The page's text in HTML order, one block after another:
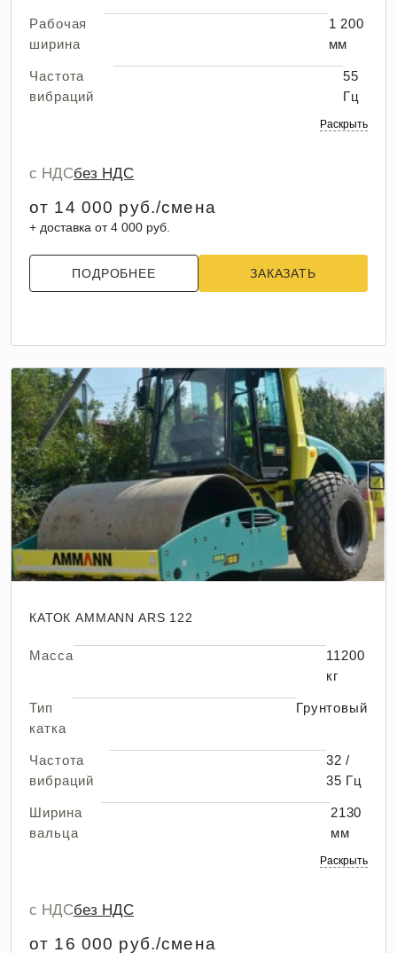
Рабочая
ширина
1 200
мм
Частота
вибраций
55
Гц
Раскрыть
с НДСбез НДС
от 14 000 руб./смена
+ доставка от 4 000 руб.
ПОДРОБНЕЕ ЗАКАЗАТЬ
КАТОК AMMANN ARS 122
Масса
11200
кг
Тип
катка
Грунтовый
Частота
вибраций
32 /
35 Гц
Ширина
вальца
2130
мм
Раскрыть
с НДСбез НДС
от 16 000 руб./смена